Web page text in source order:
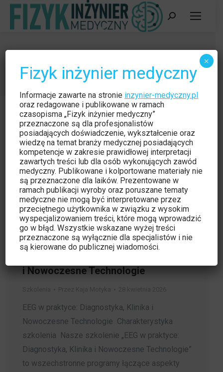
Szukaj:
Jesteś tutaj:
Strona główna Kategoria "Szkolenia"
EEG w praktyce: Diagnostyka, Klinika
i Nowoczesne Technologie
EEG w praktyce: Diagnostyka, Klinika i
Nowoczesne Technologie Charakterystyka
szkolenia Nasze szkolenie „EEG w praktyce:
Diagnostyka, Klinika i Nowoczesne Technologie”
to wszechstronne programy łączące aspekty
Fizyk inżynier medyczny
Informacje zawarte na stronie inzynier-medyczny.pl
oraz redagowane i publikowane w ramach
czasopisma „Fizyk inżynier medyczny”
przeznaczone są dla profesjonalistów
posiadających doświadczenie, wykształcenie oraz
wiedzę na temat branży medycznej posiadających
kompetencje w zakresie prawidłowej interpretacji
zawartych treści lub dla osób wykonujących zawód
medyczny. Publikowane i kolportowane materiały nie
są przeznaczone dla laików. Prezentowane w
ramach publikacji wyroby oraz poruszane tematy
medyczne nie mogą być interpretowane przez
przeciętnego użytkownika w związku z wysokim
wyspecjalizowaniem treści, które mogą wprowadzić
go w błąd. Wszystkie wskazane wyżej treści
przeznaczone są wyłącznie dla specjalistów i nie
są kierowane do publicznej wiadomości.
×